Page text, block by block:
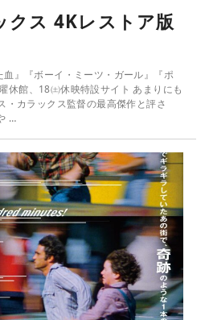
クス 4Kレストア版
血』『ボーイ・ミーツ・ガール』『ポ
休館、18㈯休映特設サイト あまりにも
カラックス監督の最高傑作と評さ
…